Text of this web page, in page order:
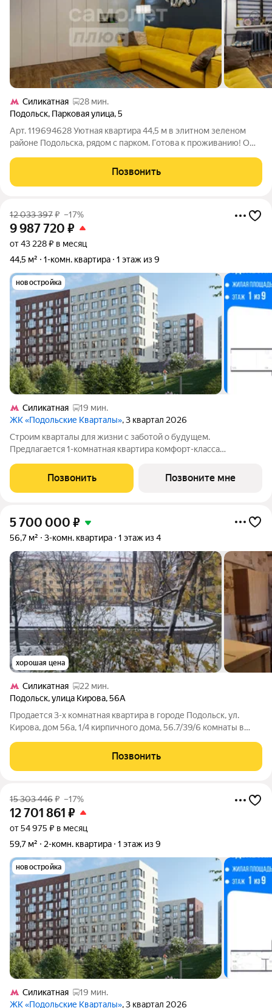
Силикатная
28 мин.
Подольск, Парковая улица,5
Арт. 119694628 Уютная квартира 44,5 м в элитном зеленом
районе Подольска, рядом с парком. Готова к проживанию! О
просторная кухня-гостиная, изолированная спальня и
Позвонить
12 033 397₽ –17%
9 987 720 ₽
от 43 228 ₽ в месяц
44,5 м²
1-комн. квартира 1 этаж из 9
новостройка
Силикатная
19 мин.
ЖК «Подольские Кварталы», 3 квартал 2026
Строим кварталы для жизни с заботой о будущем.
Предлагается 1-комнатная квартира комфорт-класса
м этаже, в жилом комплексе "Подольские
Кварталы".Застройщик сдает квартиры с отделкой в
Позвонить Позвоните мне
5 700 000 ₽
56,7 м² 3-комн. квартира 1 этаж из 4
хорошая цена
Силикатная
22 мин.
Подольск,улица Кирова,56А
Продается 3-х комнатная квартира в городе Подольск, ул.
Кирова, дом 56а, 1/4 кирпичного дома, 56.7/39/6 комнаты в
три изолированные!!!), квартира в хорошем состоянии,
совместный санузел, без
Позвонить
15 303 446₽ –17%
12 701 861 ₽
от 54 975 ₽ в месяц
59,7 м²
2-комн. квартира 1 этаж из 9
новостройка
Силикатная
19 мин.
ЖК «Подольские Кварталы», 3 квартал 2026